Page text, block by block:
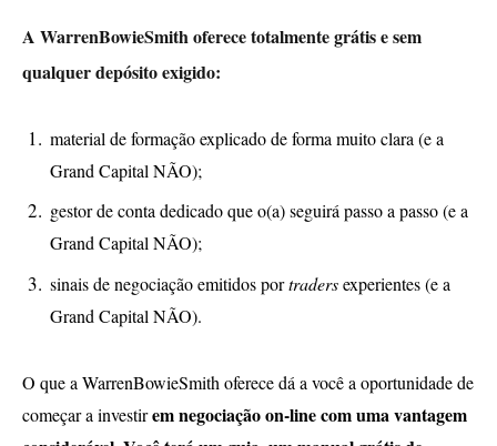
A WarrenBowieSmith oferece totalmente grátis e sem
qualquer depósito exigido:
material de formação explicado de forma muito clara (e a
Grand Capital NÃO);
gestor de conta dedicado que o(a) seguirá passo a passo (e a
Grand Capital NÃO);
sinais de negociação emitidos portradersexperientes (e a
Grand Capital NÃO).
O que a WarrenBowieSmith oferece dá a você a oportunidade de
começar a investirem negociação on-line com uma vantagem